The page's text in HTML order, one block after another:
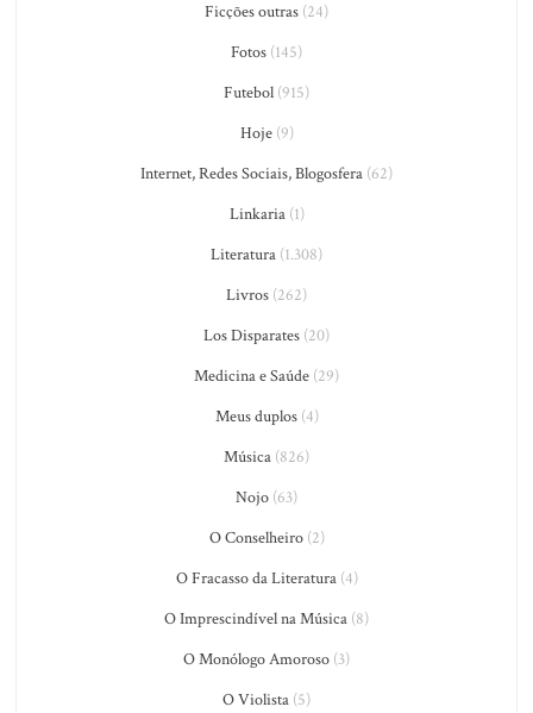
Ficções outras (24)
Fotos (145)
Futebol (915)
Hoje(9)
Internet, Redes Sociais, Blogosfera (62)
Linkaria(1)
Literatura (1.308)
Livros (262)
Los Disparates (20)
Medicina e Saúde (29)
Meus duplos(4)
Música (826)
Nojo (63)
O Conselheiro(2)
O Fracasso da Literatura(4)
O Imprescindível na Música (8)
O Monólogo Amoroso (3)
O Violista (5)